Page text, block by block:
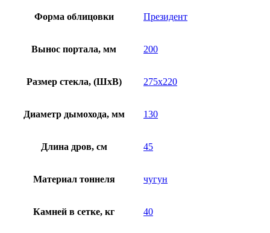
Форма облицовки Президент
Вынос портала, мм 200
Размер стекла, (ШхВ) 275х220
Диаметр дымохода, мм 130
Длина дров, см 45
Материал тоннеля чугун
Камней в сетке, кг 40